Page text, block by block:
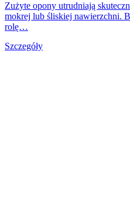
Zużyte opony utrudniają
mokrej lub śliskiej nawierzchni.
rolę…
Szczegóły